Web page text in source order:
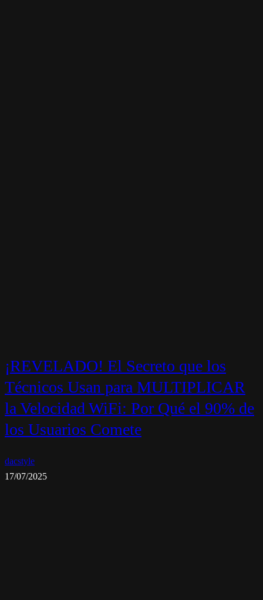
¡REVELADO! El Secreto que los
Técnicos Usan para MULTIPLICAR
la Velocidad WiFi: Por Qué el 90% de
los Usuarios Comete
dacstyle
17/07/2025